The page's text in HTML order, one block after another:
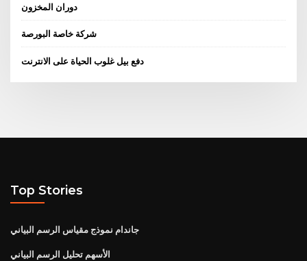
دوران المخزون
شركة خاصة البورصة
دفع بيل غلوب الحياة على الانترنت
Top Stories
جاندام نموذج مقياس الرسم البياني
الأسهم تحليل الرسم البياني